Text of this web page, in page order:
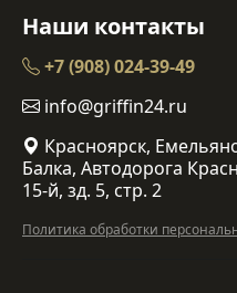
Наши контакты
+7 (908) 024-39-49
info@griffin24.ru
Красноярск,
Балка, Автодорога
15-й, зд. 5, стр. 2
Политика обработки